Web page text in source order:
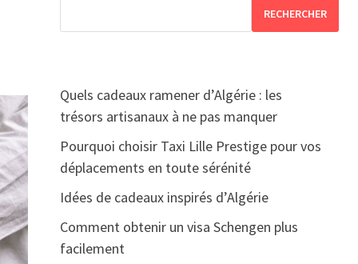
RECHERCHER
Quels cadeaux ramener d’Algérie : les
trésors artisanaux à ne pas manquer
Pourquoi choisir Taxi Lille Prestige pour vos
déplacements en toute sérénité
Idées de cadeaux inspirés d’Algérie
Comment obtenir un visa Schengen plus
facilement